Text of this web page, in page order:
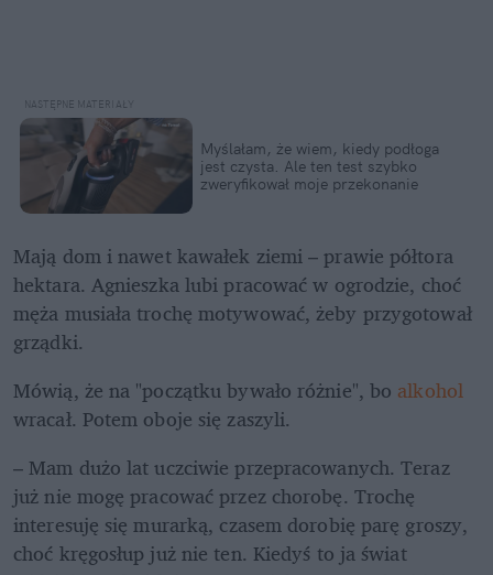
Myślałam, że wiem, kiedy podłoga
jest czysta. Ale ten test szybko
zweryfikował moje przekonanie
Mają dom i nawet kawałek ziemi – prawie półtora
hektara. Agnieszka lubi pracować w ogrodzie, choć
męża musiała trochę motywować, żeby przygotował
grządki.
Mówią, że na "początku bywało różnie", bo alkohol
wracał. Potem oboje się zaszyli.
– Mam dużo lat uczciwie przepracowanych. Teraz
już nie mogę pracować przez chorobę. Trochę
interesuję się murarką, czasem dorobię parę groszy,
choć kręgosłup już nie ten. Kiedyś to ja świat